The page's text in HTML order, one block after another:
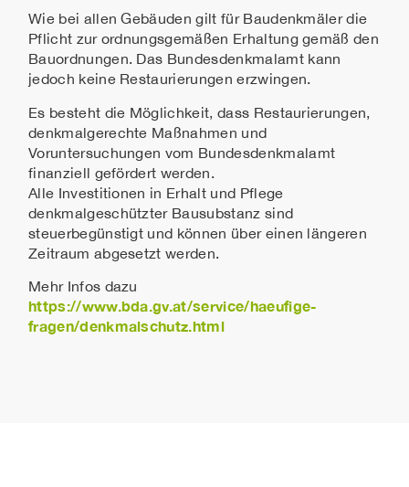
Wie bei allen Gebäuden gilt für Baudenkmäler die
Pflicht zur ordnungsgemäßen Erhaltung gemäß den
Bauordnungen. Das Bundesdenkmalamt kann
jedoch keine Restaurierungen erzwingen.
Es besteht die Möglichkeit, dass Restaurierungen,
denkmalgerechte Maßnahmen und
Voruntersuchungen vom Bundesdenkmalamt
finanziell gefördert werden.
Alle Investitionen in Erhalt und Pflege
denkmalgeschützter Bausubstanz sind
steuerbegünstigt und können über einen längeren
Zeitraum abgesetzt werden.
Mehr Infos dazu
https://www.bda.gv.at/service/haeufige-
fragen/denkmalschutz.html